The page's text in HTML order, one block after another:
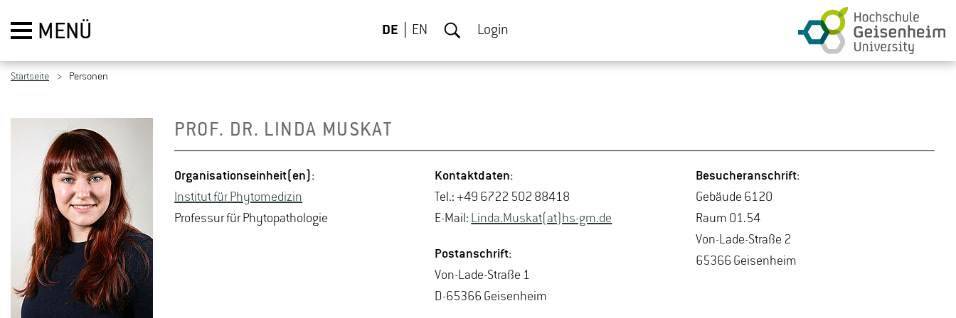
MENÜ DE EN Login
Startseite Personen
PROF. DR. LINDA MUS­KAT
Or­ga­ni­sa­ti­ons­ein­heit(en):
In­sti­tut für Phy­to­m­edi­zin
Pro­fes­sur für Phy­topa­tho­lo­gie
Kon­takt­da­ten:
Tel.: +49 6722 502 88418
E-Mail: Linda.​Muskat(at)hs-​gm.​de
Post­an­schrift:
Von-La­de-Stra­ße 1
D-65366 Gei­sen­heim
Be­su­cher­an­schrift:
Ge­bäu­de 6120
Raum 01.54
Von-La­de-Stra­ße 2
65366 Gei­sen­heim